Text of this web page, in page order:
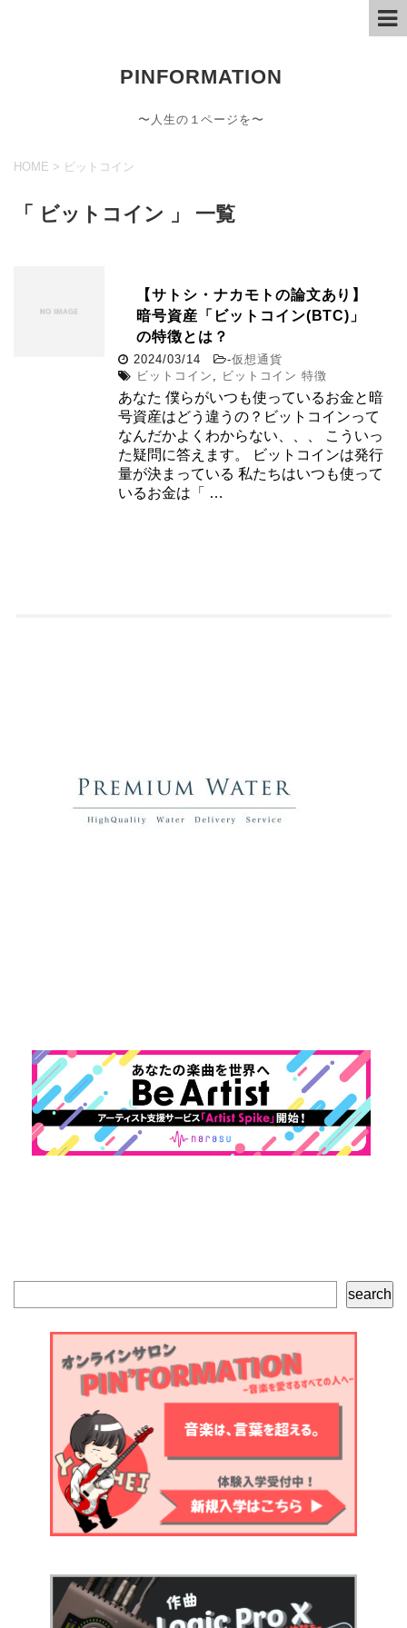
PINFORMATION
〜人生の１ページを〜
HOME > ビットコイン
「 ビットコイン 」 一覧
【サトシ・ナカモトの論文あり】
暗号資産「ビットコイン(BTC)」
の特徴とは？
2024/03/14 -仮想通貨
ビットコイン
ビットコイン 特徴
あなた 僕らがいつも使っているお金と暗
号資産はどう違うの？ビットコインって
なんだかよくわからない、、、 こういっ
た疑問に答えます。 ビットコインは発行
量が決まっている 私たちはいつも使って
いるお金は「 …
索
search